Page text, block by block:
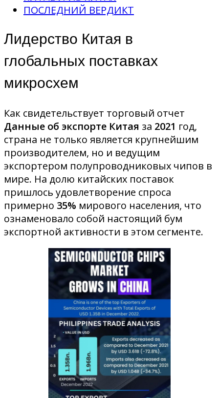
ПОСЛЕДНИЙ ВЕРДИКТ
Лидерство Китая в
глобальных поставках
микросхем
Как свидетельствует торговый отчет
Данные об экспорте Китая за 2021 год,
страна не только является крупнейшим
производителем, но и ведущим
экспортером полупроводниковых чипов в
мире. На долю китайских поставок
пришлось удовлетворение спроса
примерно 35% мирового населения, что
ознаменовало собой настоящий бум
экспортной активности в этом сегменте.